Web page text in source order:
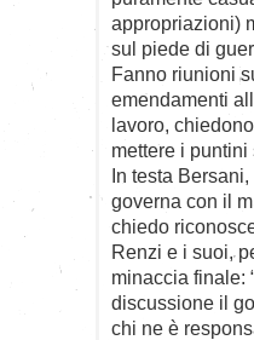
appropriazioni)
sul piede di
Fanno riunioni
emendamenti
lavoro,
mettere i puntini
In testa
governa con il
chiedo
Renzi e i suoi,
minaccia finale:
discussione il
chi ne è